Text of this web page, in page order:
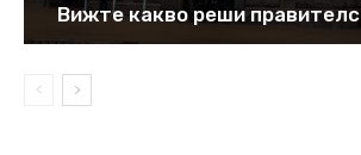
Вижте какво реши